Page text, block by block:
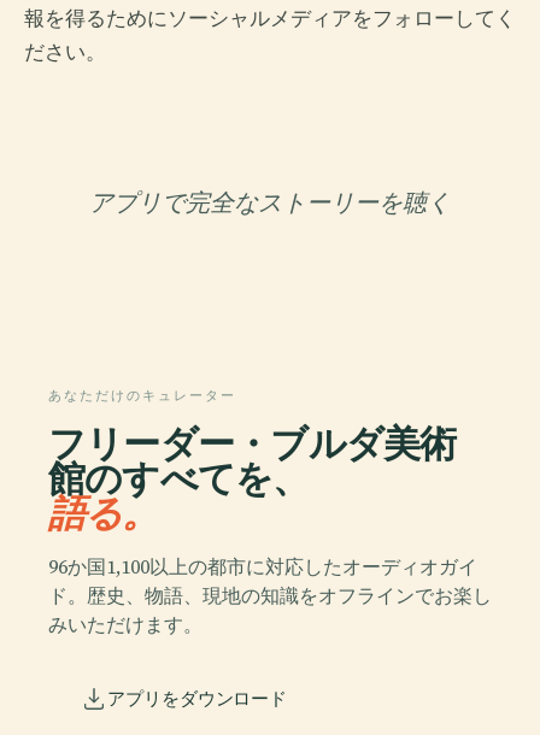
報を得るためにソーシャルメディアをフォローしてく
ださい。
アプリで完全なストーリーを聴く
あなただけのキュレーター
フリーダー・ブルダ美術
館のすべてを、
語る。
96か国1,100以上の都市に対応したオーディオガイ
ド。歴史、物語、現地の知識をオフラインでお楽し
みいただけます。
アプリをダウンロード